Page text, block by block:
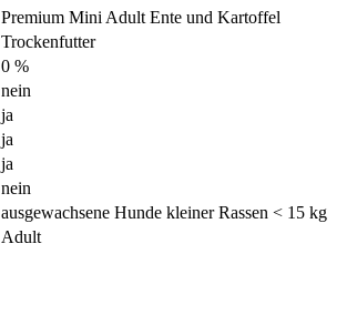
Premium Mini Adult Ente und Kartoffel
Trockenfutter
0 %
nein
ja
ja
ja
nein
ausgewachsene Hunde kleiner Rassen < 15 kg
Adult